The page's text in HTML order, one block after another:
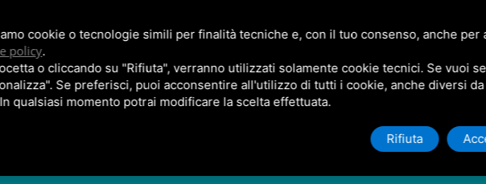
TRATTAMENTI APPROFONDIMENTI DOCUMENTAZIONE CONTATTI
Arcobaleno '85 - P.IVA: 01739921003
cookie o tecnologie simili per finalità tecniche e, con il tuo consenso, anche per
policy.
o cliccando su "Rifiuta", verranno utilizzati solamente cookie tecnici. Se vuoi
Se preferisci, puoi acconsentire all'utilizzo di tutti i cookie, anche diversi
qualsiasi momento potrai modificare la scelta effettuata.
Rifiuta